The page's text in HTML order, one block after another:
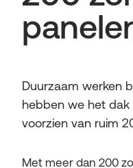
Duurzaam werken
hebben we het
voorzien van ruim
Met meer dan 200